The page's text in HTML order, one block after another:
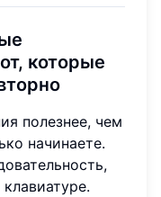
которые
полезнее, чем
начинаете.